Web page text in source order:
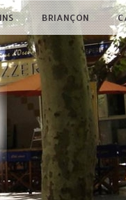
BRIANÇON